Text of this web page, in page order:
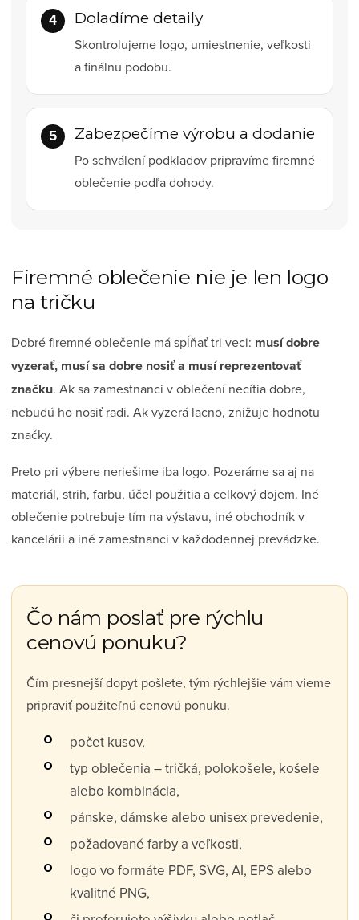
Doladíme detaily
Skontrolujeme logo, umiestnenie, veľkosti
a finálnu podobu.
Zabezpečíme výrobu a dodanie
Po schválení podkladov pripravíme firemné
oblečenie podľa dohody.
Firemné oblečenie nie je len logo
na tričku
Dobré firemné oblečenie má spĺňať tri veci: musí dobre
vyzerať, musí sa dobre nosiť a musí reprezentovať
značku. Ak sa zamestnanci v oblečení necítia dobre,
nebudú ho nosiť radi. Ak vyzerá lacno, znižuje hodnotu
značky.
Preto pri výbere neriešime iba logo. Pozeráme sa aj na
materiál, strih, farbu, účel použitia a celkový dojem. Iné
oblečenie potrebuje tím na výstavu, iné obchodník v
kancelárii a iné zamestnanci v každodennej prevádzke.
Čo nám poslať pre rýchlu
cenovú ponuku?
Čím presnejší dopyt pošlete, tým rýchlejšie vám vieme
pripraviť použiteľnú cenovú ponuku.
počet kusov,
typ oblečenia – tričká, polokošele, košele
alebo kombinácia,
pánske, dámske alebo unisex prevedenie,
požadované farby a veľkosti,
logo vo formáte PDF, SVG, AI, EPS alebo
kvalitné PNG,